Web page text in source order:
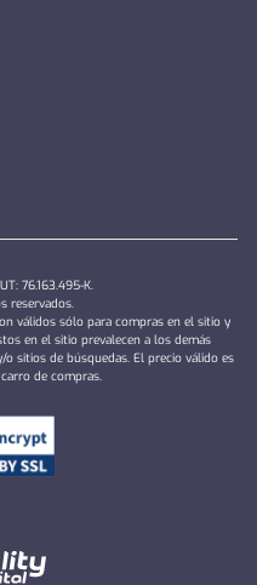
76.163.495-K.
reservados.
válidos sólo para compras en el sitio y
en el sitio prevalecen a los demás
sitios de búsquedas. El precio válido es
de compras.